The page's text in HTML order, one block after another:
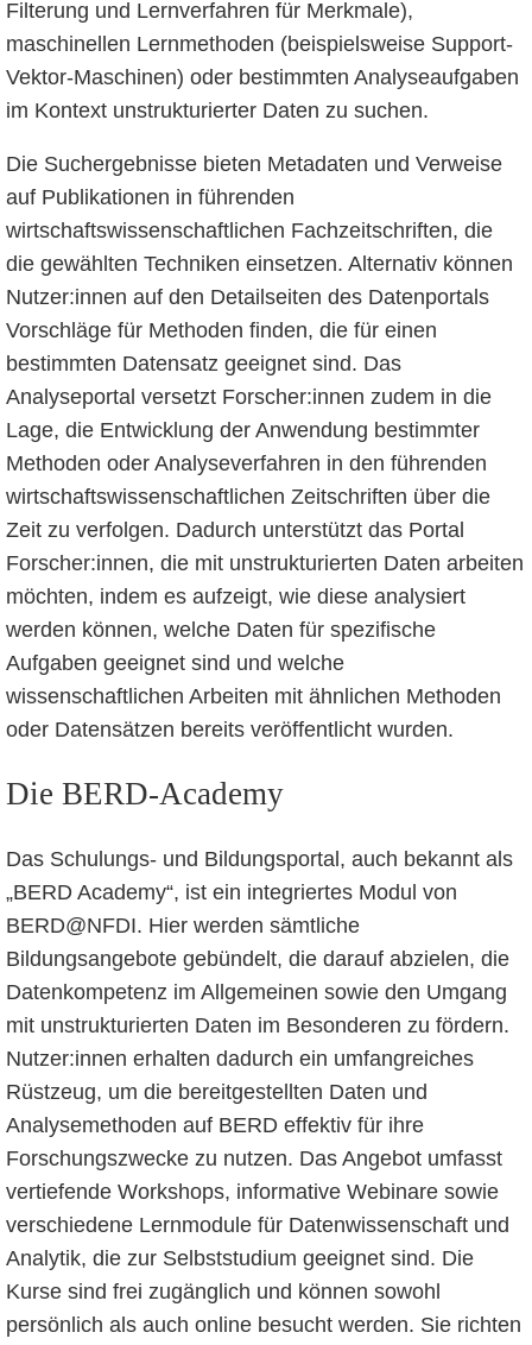
Filterung und Lernverfahren für Merkmale),
maschinellen Lernmethoden (beispielsweise Support-
Vektor-Maschinen) oder bestimmten Analyseaufgaben
im Kontext unstrukturierter Daten zu suchen.
Die Suchergebnisse bieten Metadaten und Verweise
auf Publikationen in führenden
wirtschaftswissenschaftlichen Fachzeitschriften, die
die gewählten Techniken einsetzen. Alternativ können
Nutzer:innen auf den Detailseiten des Datenportals
Vorschläge für Methoden finden, die für einen
bestimmten Datensatz geeignet sind. Das
Analyseportal versetzt Forscher:innen zudem in die
Lage, die Entwicklung der Anwendung bestimmter
Methoden oder Analyseverfahren in den führenden
wirtschaftswissenschaftlichen Zeitschriften über die
Zeit zu verfolgen. Dadurch unterstützt das Portal
Forscher:innen, die mit unstrukturierten Daten arbeiten
möchten, indem es aufzeigt, wie diese analysiert
werden können, welche Daten für spezifische
Aufgaben geeignet sind und welche
wissenschaftlichen Arbeiten mit ähnlichen Methoden
oder Datensätzen bereits veröffentlicht wurden.
Die BERD-Academy
Das Schulungs- und Bildungsportal, auch bekannt als
„BERD Academy“, ist ein integriertes Modul von
BERD@NFDI. Hier werden sämtliche
Bildungsangebote gebündelt, die darauf abzielen, die
Datenkompetenz im Allgemeinen sowie den Umgang
mit unstrukturierten Daten im Besonderen zu fördern.
Nutzer:innen erhalten dadurch ein umfangreiches
Rüstzeug, um die bereitgestellten Daten und
Analysemethoden auf BERD effektiv für ihre
Forschungszwecke zu nutzen. Das Angebot umfasst
vertiefende Workshops, informative Webinare sowie
verschiedene Lernmodule für Datenwissenschaft und
Analytik, die zur Selbststudium geeignet sind. Die
Kurse sind frei zugänglich und können sowohl
persönlich als auch online besucht werden. Sie richten